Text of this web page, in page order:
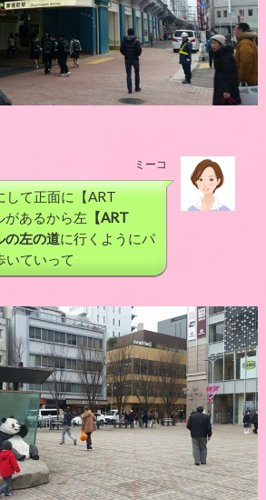
ミーコ
して正面に【ART
があるから左 【ART
の左の道に行くようにパ
いていって